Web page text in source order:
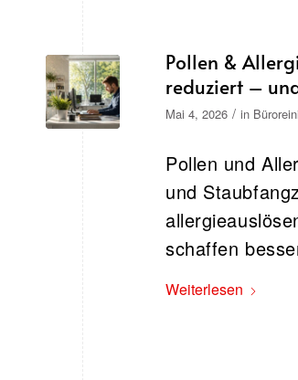
Pollen &
reduziert –
Mai 4, 2026 / in
Pollen und
und
schaffen
Weiterlesen